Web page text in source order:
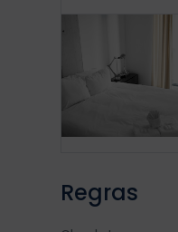
Regras